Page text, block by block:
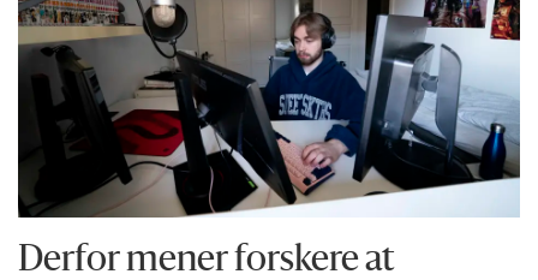
Derfor mener forskere at